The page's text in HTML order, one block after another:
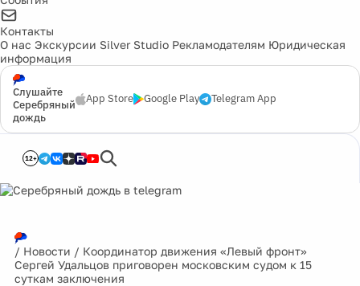
Контакты
О нас Экскурсии Silver Studio Рекламодателям Юридическая
информация
Слушайте
Серебряный
дождь
App Store Google Play Telegram App
12+
/ Новости / Координатор движения «Левый фронт»
Сергей Удальцов приговорен московским судом к 15
суткам заключения